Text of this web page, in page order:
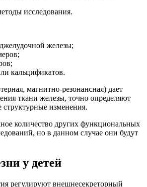
исследования.
железы;
кальцификатов.
магнитно-резонансная) дает
ткани железы, точно определяют
структурные изменения.
количество других функциональных
но в данном случае они будут
у детей
регулируют внешнесекреторный